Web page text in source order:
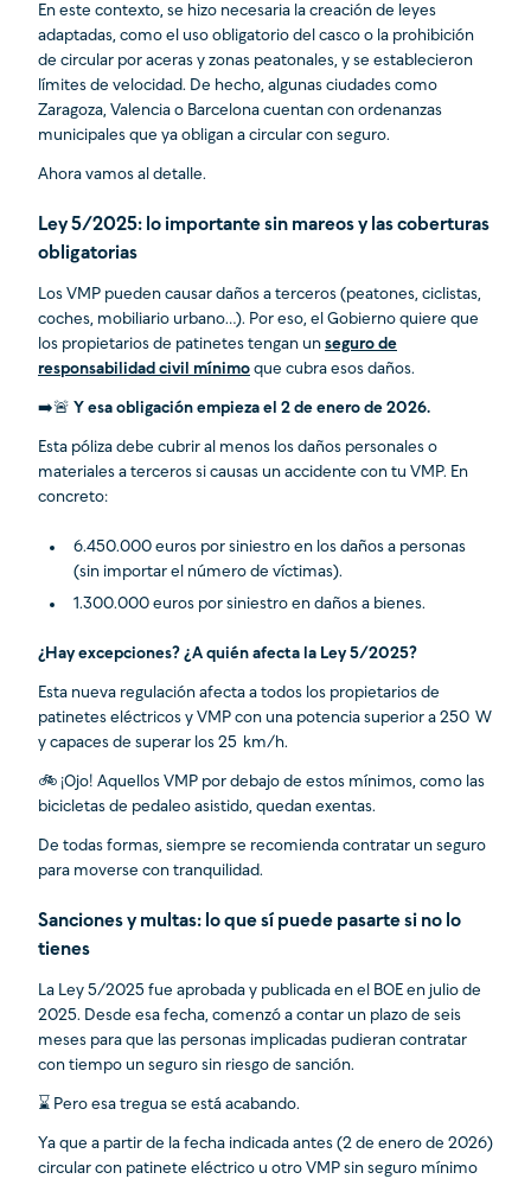
En este contexto, se hizo necesaria la creación de leyes
adaptadas, como el uso obligatorio del casco o la prohibición
de circular por aceras y zonas peatonales, y se establecieron
límites de velocidad. De hecho, algunas ciudades como
Zaragoza, Valencia o Barcelona cuentan con ordenanzas
municipales que ya obligan a circular con seguro.
Ahora vamos al detalle.
Ley 5/2025: lo importante sin mareos y las coberturas
obligatorias
Los VMP pueden causar daños a terceros (peatones, ciclistas,
coches, mobiliario urbano…). Por eso, el Gobierno quiere que
los propietarios de patinetes tengan un seguro de
responsabilidad civil mínimo que cubra esos daños.
➡️🚨 Y esa obligación empieza el 2 de enero de 2026.
Esta póliza debe cubrir al menos los daños personales o
materiales a terceros si causas un accidente con tu VMP. En
concreto:
6.450.000 euros por siniestro en los daños a personas
(sin importar el número de víctimas).
1.300.000 euros por siniestro en daños a bienes.
¿Hay excepciones? ¿A quién afecta la Ley 5/2025?
Esta nueva regulación afecta a todos los propietarios de
patinetes eléctricos y VMP con una potencia superior a 250 W
y capaces de superar los 25 km/h.
🚲 ¡Ojo! Aquellos VMP por debajo de estos mínimos, como las
bicicletas de pedaleo asistido, quedan exentas.
De todas formas, siempre se recomienda contratar un seguro
para moverse con tranquilidad.
Sanciones y multas: lo que sí puede pasarte si no lo
tienes
La Ley 5/2025 fue aprobada y publicada en el BOE en julio de
2025. Desde esa fecha, comenzó a contar un plazo de seis
meses para que las personas implicadas pudieran contratar
con tiempo un seguro sin riesgo de sanción.
⌛ Pero esa tregua se está acabando.
Ya que a partir de la fecha indicada antes (2 de enero de 2026)
circular con patinete eléctrico u otro VMP sin seguro mínimo